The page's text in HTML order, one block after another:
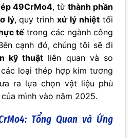
49CrMo4, từ thành phần
lý, quy trìnhxử lý nhiệt tối
tế trong các ngành công
cạnh đó, chúng tôi sẽ đi
kỹ thuật liên quan và so
loại thép hợp kim tương
ra lựa chọn vật liệu phù
mình vào năm 2025.
Tổng Quan và Ứng